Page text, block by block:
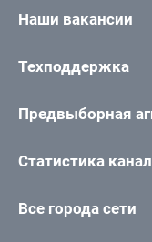
Наши вакансии
Техподдержка
Предвыборная
Статистика
Все города сети